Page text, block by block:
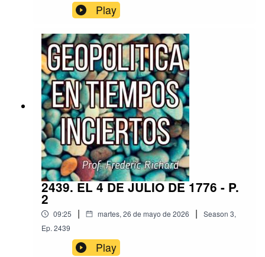
Play
2439. EL 4 DE JULIO DE 1776 - P.
2
09:25 | martes, 26 de mayo de 2026 | Season 3,
Ep. 2439
Play